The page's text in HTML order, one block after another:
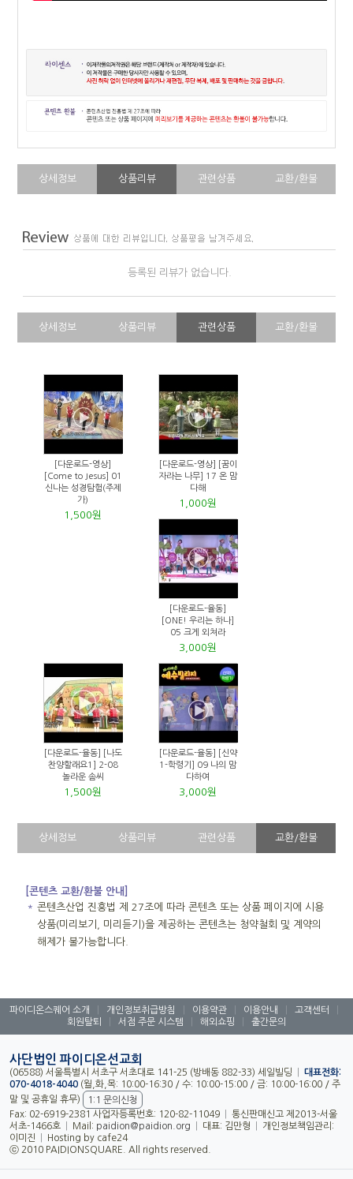
상세정보 상품리뷰 관련상품 교환/환불
등록된 리뷰가 없습니다.
상세정보 상품리뷰 관련상품 교환/환불
[다운로드-영상]
[Come to Jesus] 01
신나는 성경탐험(주제
가)
1,500원
[다운로드-영상] [꿈이
자라는 나무] 17 온 맘
다해
1,000원
[다운로드-율동]
[ONE! 우리는 하나]
05 크게 외쳐라
3,000원
[다운로드-율동] [나도
찬양할래요1] 2-08
놀라운 솜씨
1,500원
[다운로드-율동] [신약
1-학령기] 09 나의 맘
다하여
3,000원
상세정보 상품리뷰 관련상품 교환/환불
[콘텐츠 교환/환불 안내]
＊ 콘텐츠산업 진흥법 제 27조에 따라 콘텐츠 또는 상품 페이지에 시용
상품(미리보기, 미리듣기)을 제공하는 콘텐츠는 청약철회 및 계약의
해제가 불가능합니다.
파이디온스퀘어 소개 개인정보취급방침 이용약관 이용안내 고객센터
회원탈퇴
서점 주문 시스템 해외쇼핑 출간문의
사단법인 파이디온선교회
(06588) 서울특별시 서초구 서초대로 141-25 (방배동 882-33) 세일빌딩
대표전화:
070-4018-4040 (월,화,목: 10:00-16:30 / 수: 10:00-15:00 / 금: 10:00-16:00 / 주
말 및 공휴일 휴무)
1:1 문의신청
Fax: 02-6919-2381 사업자등록번호: 120-82-11049
통신판매신고 제2013-서울
서초-1466호
Mail: paidion@paidion.org 대표: 김만형
개인정보책임관리:
이미진
Hosting by cafe24
ⓒ 2010 PAIDIONSQUARE. All rights reserved.